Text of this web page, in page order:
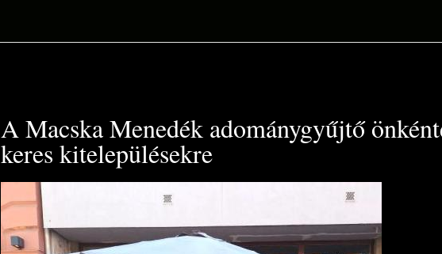
A Macska Menedék adománygyűjtő
keres kitelepülésekre